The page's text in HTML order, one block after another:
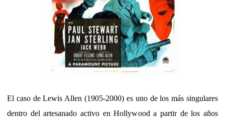
El caso de Lewis Allen (1905-2000) es uno de los más singulares
dentro del artesanado activo en Hollywood a partir de los años